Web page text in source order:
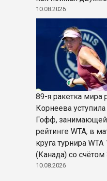
10.08.2026
89-я ракетка мира
Корнеева
Гофф,
рейтинге WTA, в
круга турнира
(Канада) со
10.08.2026